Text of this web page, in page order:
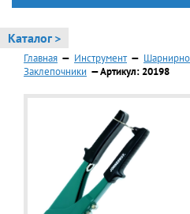
Каталог >
Главная — Инструмент —
Заклепочники — Артикул: 20198